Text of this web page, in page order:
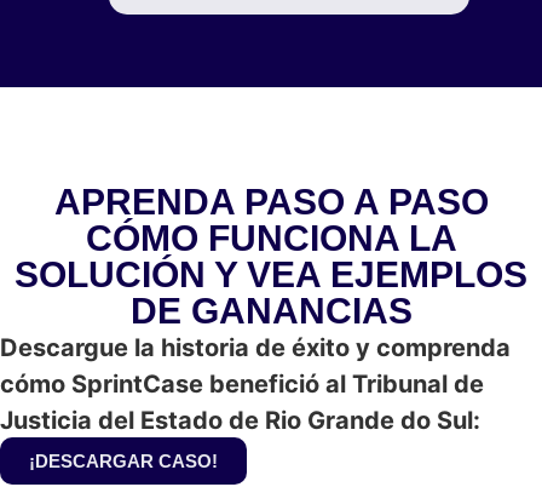
APRENDA PASO A PASO
CÓMO FUNCIONA LA
SOLUCIÓN Y VEA EJEMPLOS
DE GANANCIAS
Descargue la historia de éxito y comprenda
cómo SprintCase benefició al Tribunal de
Justicia del Estado de Rio Grande do Sul:
¡DESCARGAR CASO!